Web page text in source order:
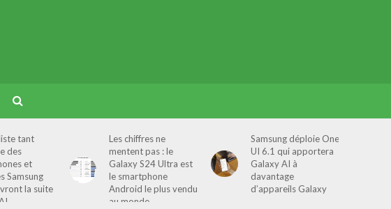
tant
des
et
Samsung
la suite
Les chiffres ne
mentent pas : le
Galaxy S24 Ultra est
le smartphone
Android le plus vendu
au monde
Samsung déploie One
UI 6.1 qui apportera
Galaxy AI à
davantage
d’appareils Galaxy